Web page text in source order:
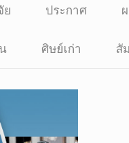
ย ประกาศ
ศิษย์เก่า สั